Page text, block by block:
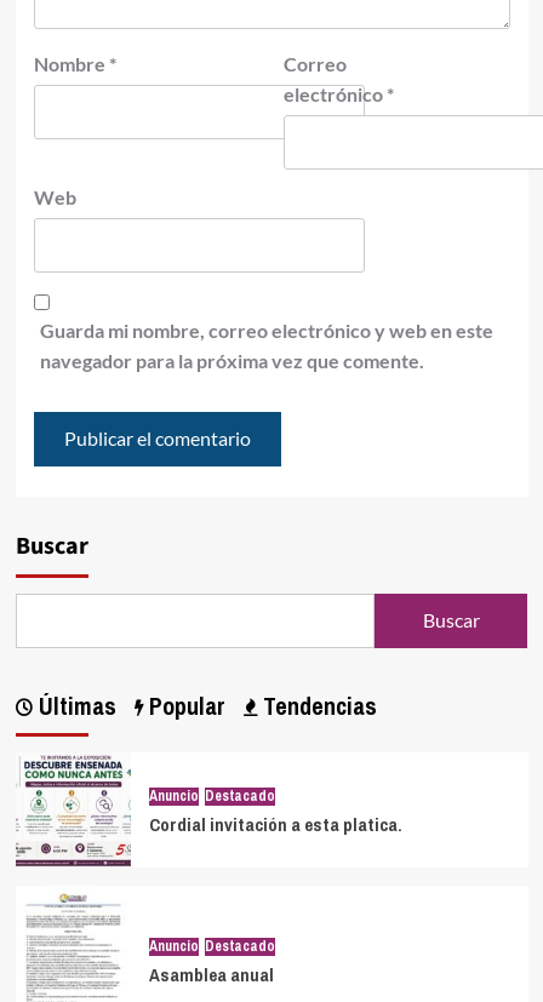
Nombre *
Correo
electrónico *
Web
Guarda mi nombre, correo electrónico y web en este
navegador para la próxima vez que comente.
Buscar
Buscar
Últimas Popular Tendencias
Anuncio Destacado
Cordial invitación a esta platica.
Anuncio Destacado
Asamblea anual